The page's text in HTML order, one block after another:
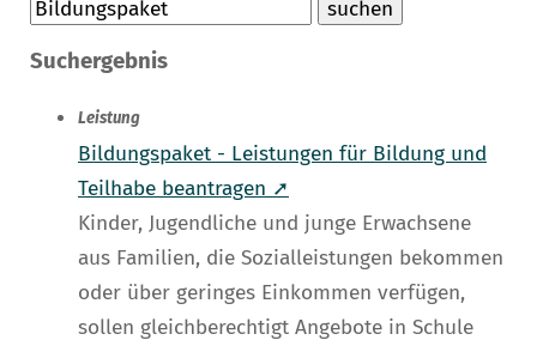
Suchergebnis
Leistung
Bildungspaket - Leistungen für Bildung und
Teilhabe beantragen ➚
Kinder, Jugendliche und junge Erwachsene
aus Familien, die Sozialleistungen bekommen
oder über geringes Einkommen verfügen,
sollen gleichberechtigt Angebote in Schule